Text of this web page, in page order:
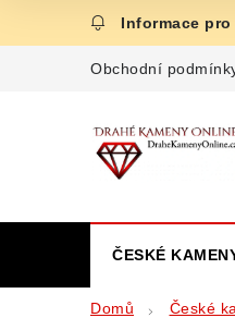
Obchodní
ČESKÉ
Domů České